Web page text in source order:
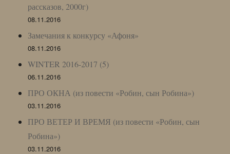
рассказов, 2000г)
08.11.2016
Замечания к конкурсу «Афоня»
08.11.2016
WINTER 2016-2017 (5)
06.11.2016
ПРО ОКНА (из повести «Робин, сын Робина»)
03.11.2016
ПРО ВЕТЕР И ВРЕМЯ (из повести «Робин, сын
Робина»)
03.11.2016